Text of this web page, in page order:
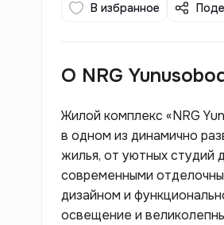
В избранное
О NRG
Жилой комплекс «NRG
в одном из динамично
жилья, от уютных студий
современными
дизайном и
освещение и